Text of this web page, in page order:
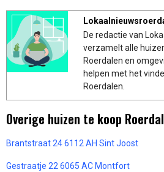
De redactie van
verzamelt alle
Roerdalen en
helpen met het
Roerdalen.
Overige huizen te koop
Brantstraat 24 6112 AH Sint Joost
Gestraatje 22 6065 AC Montfort